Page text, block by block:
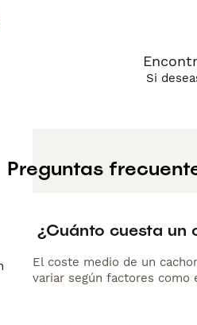
una mascota imponente y
Si
Preguntas
¿Cuánto cuesta un
El coste medio de un
variar según factores como